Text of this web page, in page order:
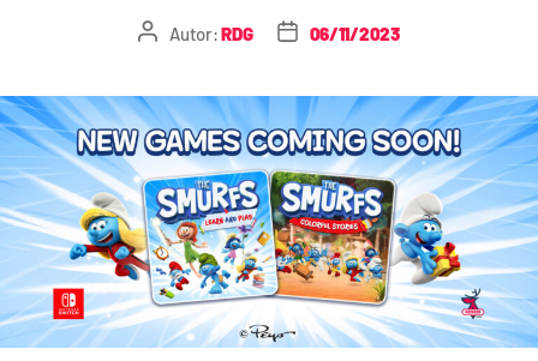
Autor:RDG 06/11/2023